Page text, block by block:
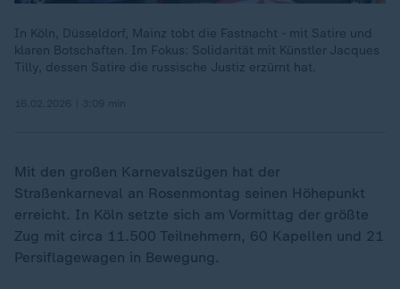
In Köln, Düsseldorf, Mainz tobt die Fastnacht - mit Satire und
klaren Botschaften. Im Fokus: Solidarität mit Künstler Jacques
Tilly, dessen Satire die russische Justiz erzürnt hat.
Mit den großen Karnevalszügen hat der
Straßenkarneval an Rosenmontag seinen Höhepunkt
erreicht. In Köln setzte sich am Vormittag der größte
Zug mit circa 11.500 Teilnehmern, 60 Kapellen und 21
Persiflagewagen in Bewegung.